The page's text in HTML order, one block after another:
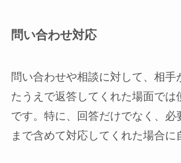
問い合わせ対応
問い合わせや相談に対して、相手
たうえで返答してくれた場面では
です。特に、回答だけでなく、必
まで含めて対応してくれた場合に